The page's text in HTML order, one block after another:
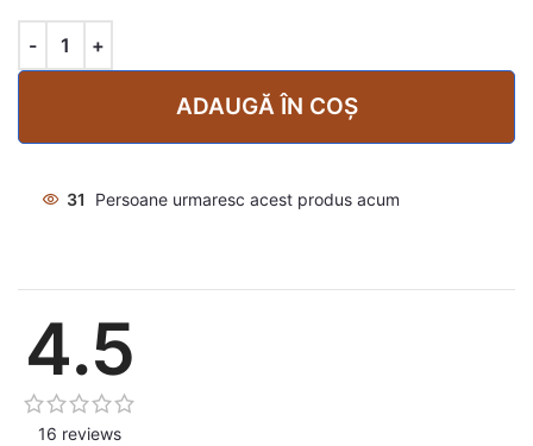
ADAUGĂ ÎN COȘ
31 Persoane urmaresc acest produs acum
4.5
16 reviews